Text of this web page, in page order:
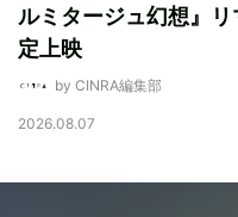
ルミタージュ幻想』
定上映
by CINRA編集部
2026.08.07